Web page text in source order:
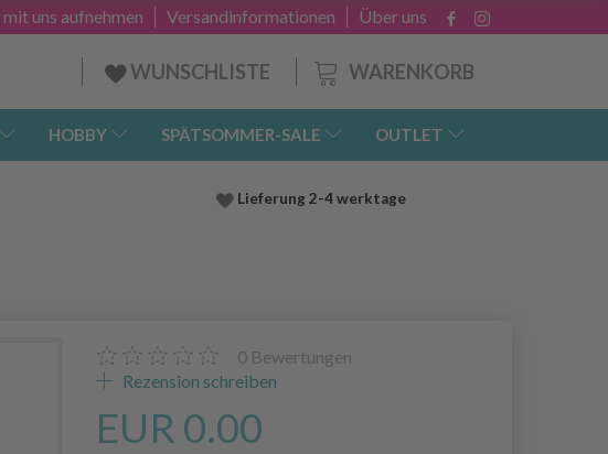
Über uns
Versandinformationen
uns aufnehmen
WARENKORB
WUNSCHLISTE
HOBBY SPÄTSOMMER-SALE OUTLET
Lieferung 2-4 werktage
0 Bewertungen
Rezension schreiben
EUR 0.00